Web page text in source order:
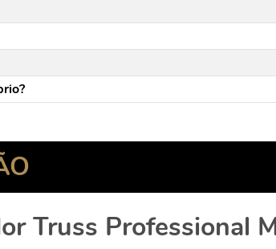
Truss Professional